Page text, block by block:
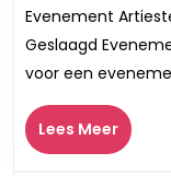
Evenement
Geslaagd
voor een
Lees MeerLees
Meer